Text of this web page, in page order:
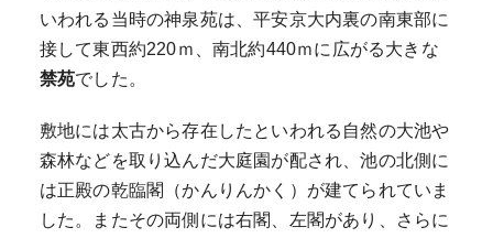
いわれる当時の神泉苑は、平安京大内裏の南東部に
接して東西約220ｍ、南北約440ｍに広がる大きな
禁苑でした。
敷地には太古から存在したといわれる自然の大池や
森林などを取り込んだ大庭園が配され、池の北側に
は正殿の乾臨閣（かんりんかく）が建てられていま
した。またその両側には右閣、左閣があり、さらに